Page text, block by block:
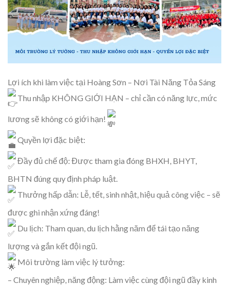
Lợi ích khi làm việc tại Hoàng Sơn – Nơi Tài Năng Tỏa Sáng
Thu nhập KHÔNG GIỚI HẠN – chỉ cần có năng lực, mức
lương sẽ không có giới hạn!
Quyền lợi đặc biệt:
Đầy đủ chế độ: Được tham gia đóng BHXH, BHYT,
BHTN đúng quy định pháp luật.
Thưởng hấp dẫn: Lễ, tết, sinh nhật, hiệu quả công việc – sẽ
được ghi nhận xứng đáng!
Du lịch: Tham quan, du lịch hằng năm để tái tạo năng
lượng và gắn kết đội ngũ.
Môi trường làm việc lý tưởng:
– Chuyên nghiệp, năng động: Làm việc cùng đội ngũ đầy kinh